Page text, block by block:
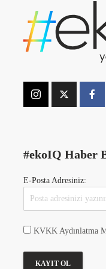
#ekoIQ Haber
E-Posta Adresiniz:
KVKK Aydınlatma